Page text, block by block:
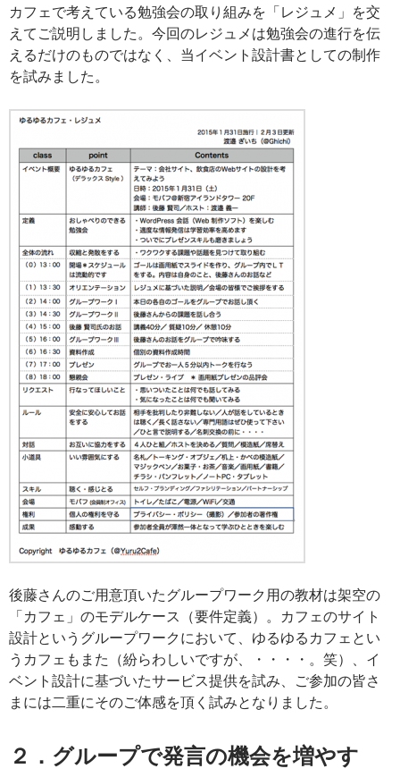
カフェで考えている勉強会の取り組みを「レジュメ」を交
えてご説明しました。今回のレジュメは勉強会の進行を伝
えるだけのものではなく、当イベント設計書としての制作
を試みました。
後藤さんのご用意頂いたグループワーク用の教材は架空の
「カフェ」のモデルケース（要件定義）。カフェのサイト
設計というグループワークにおいて、ゆるゆるカフェとい
うカフェもまた（紛らわしいですが、・・・・。笑）、イ
ベント設計に基づいたサービス提供を試み、ご参加の皆さ
まには二重にそのご体感を頂く試みとなりました。
２．グループで発言の機会を増やす